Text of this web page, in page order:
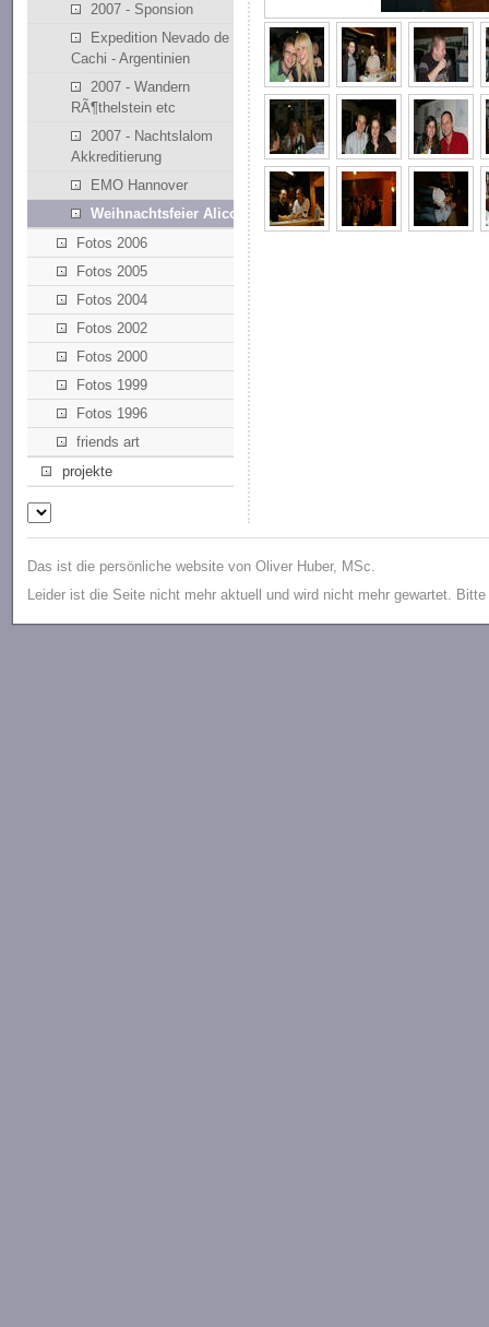
2007 - Sponsion
Expedition Nevado de
Cachi - Argentinien
2007 - Wandern
RÃ¶thelstein etc
2007 - Nachtslalom
Akkreditierung
EMO Hannover
Weihnachtsfeier Alicona
Fotos 2006
Fotos 2005
Fotos 2004
Fotos 2002
Fotos 2000
Fotos 1999
Fotos 1996
friends art
projekte
Das ist die persönliche website von Oliver Huber, MSc.
Leider ist die Seite nicht mehr aktuell und wird nicht mehr gewartet.